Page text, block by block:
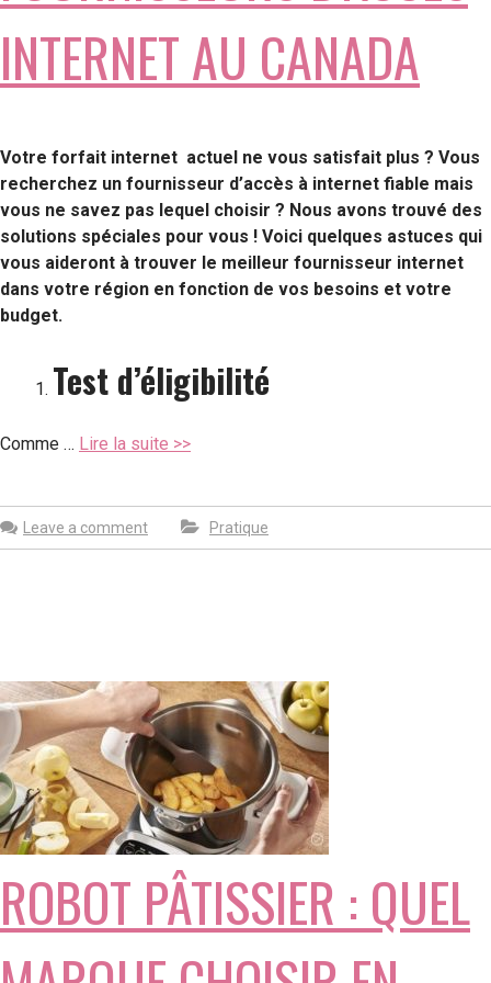
INTERNET AU CANADA
Votre forfait internet actuel ne vous satisfait plus ? Vous
recherchez un fournisseur d’accès à internet fiable mais
vous ne savez pas lequel choisir ? Nous avons trouvé des
solutions spéciales pour vous ! Voici quelques astuces qui
vous aideront à trouver le meilleur fournisseur internet
dans votre région en fonction de vos besoins et votre
budget.
Test d’éligibilité
Comme … Lire la suite >>
Leave a comment Pratique
ROBOT PÂTISSIER : QUEL